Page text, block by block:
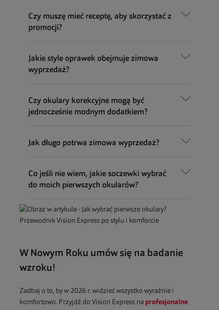
Czy muszę mieć receptę, aby skorzystać z
promocji?
Jakie style oprawek obejmuje zimowa
wyprzedaż?
Czy okulary korekcyjne mogą być
jednocześnie modnym dodatkiem?
Jak długo potrwa zimowa wyprzedaż?
Co jeśli nie wiem, jakie soczewki wybrać
do moich pierwszych okularów?
W Nowym Roku umów się na badanie
wzroku!
Zadbaj o to, by w 2026 r. widzieć wszystko wyraźnie i
komfortowo. Przyjdź do Vision Express na profesjonalne